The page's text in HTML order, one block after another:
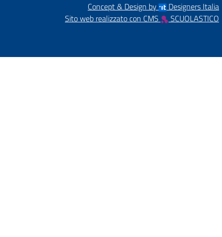
Concept & Design by
Designers Italia
Sito web realizzato con CMS
SCUOLASTICO